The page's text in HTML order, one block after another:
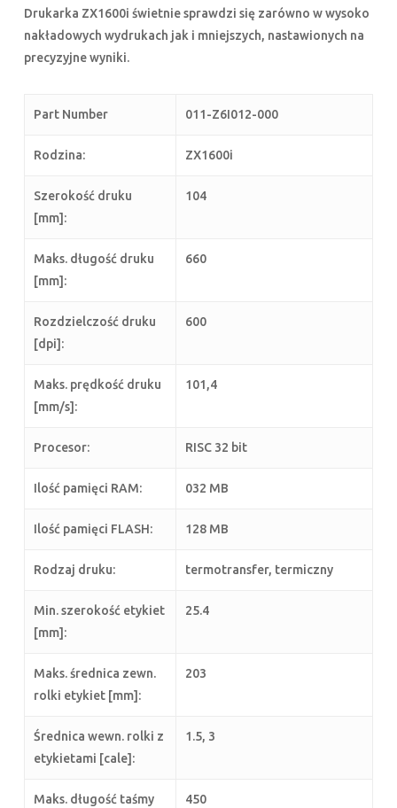
Drukarka ZX1600i świetnie sprawdzi się zarówno w wysoko
nakładowych wydrukach jak i mniejszych, nastawionych na
precyzyjne wyniki.
Part Number 011-Z6I012-000
Rodzina: ZX1600i
Szerokość druku
[mm]:
104
Maks. długość druku
[mm]:
660
Rozdzielczość druku
[dpi]:
600
Maks. prędkość druku
[mm/s]:
101,4
Procesor: RISC 32 bit
Ilość pamięci RAM: 032 MB
Ilość pamięci FLASH: 128 MB
Rodzaj druku: termotransfer, termiczny
Min. szerokość etykiet
[mm]:
25.4
Maks. średnica zewn.
rolki etykiet [mm]:
203
Średnica wewn. rolki z
etykietami [cale]:
1.5, 3
Maks. długość taśmy
450